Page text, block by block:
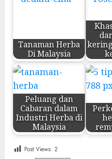
Tanaman Herba
Di Malaysia
Peluang dan
Cabaran dalam
Industri Herba di
Malaysia
Post Views: 2